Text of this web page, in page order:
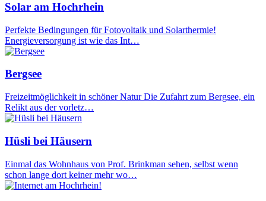
Solar am Hochrhein
Perfekte Bedingungen für Fotovoltaik und Solarthermie!
Energieversorgung ist wie das Int…
Bergsee
Freizeitmöglichkeit in schöner Natur Die Zufahrt zum Bergsee, ein
Relikt aus der vorletz…
Hüsli bei Häusern
Einmal das Wohnhaus von Prof. Brinkman sehen, selbst wenn
schon lange dort keiner mehr wo…